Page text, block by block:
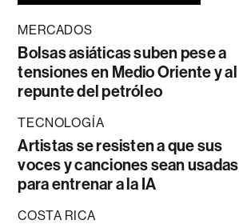
MERCADOS
Bolsas asiáticas suben pese a
tensiones en Medio Oriente y al
repunte del petróleo
TECNOLOGÍA
Artistas se resisten a que sus
voces y canciones sean usadas
para entrenar a la IA
COSTA RICA